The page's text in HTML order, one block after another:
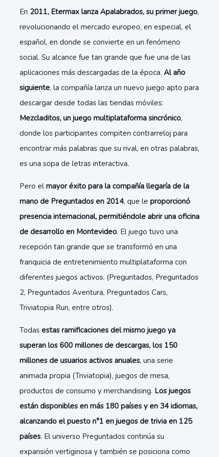
En 2011, Etermax lanza Apalabrados, su primer juego,
revolucionando el mercado europeo, en especial, el
español, en donde se convierte en un fenómeno
social. Su alcance fue tan grande que fue una de las
aplicaciones más descargadas de la época. Al año
siguiente, la compañía lanza un nuevo juego apto para
descargar desde todas las tiendas móviles:
Mezcladitos, un juego multiplataforma sincrónico,
donde los participantes compiten contrarreloj para
encontrar más palabras que su rival, en otras palabras,
es una sopa de letras interactiva.
Pero el mayor éxito para la compañía llegaría de la
mano de Preguntados en 2014, que le proporcionó
presencia internacional, permitiéndole abrir una oficina
de desarrollo en Montevideo. El juego tuvo una
recepción tan grande que se transformó en una
franquicia de entretenimiento multiplataforma con
diferentes juegos activos. (Preguntados, Preguntados
2, Preguntados Aventura, Preguntados Cars,
Triviatopia Run, entre otros).
Todas estas ramificaciones del mismo juego ya
superan los 600 millones de descargas, los 150
millones de usuarios activos anuales, una serie
animada propia (Triviatopia), juegos de mesa,
productos de consumo y merchandising. Los juegos
están disponibles en más 180 países y en 34 idiomas,
alcanzando el puesto n°1 en juegos de trivia en 125
países. El universo Preguntados continúa su
expansión vertiginosa y también se posiciona como